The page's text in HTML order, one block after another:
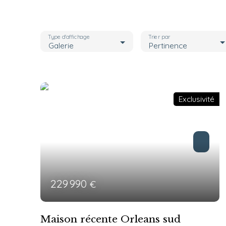
Galerie
Type d'affichage
Pertinence
Trier par
Exclusivité
229 990€
Maison récente Orleans sud